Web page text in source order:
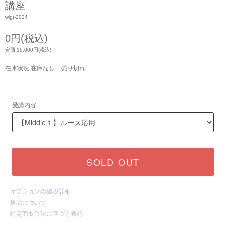
講座
wlgt-2024
0円(税込)
定価 18,000円(税込)
在庫状況 在庫なし 売り切れ
受講内容
SOLD OUT
オプションの値段詳細
返品について
特定商取引法に基づく表記